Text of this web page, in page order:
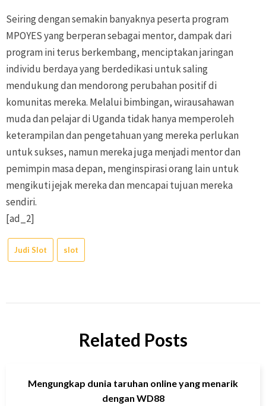
Seiring dengan semakin banyaknya peserta program
MPOYES yang berperan sebagai mentor, dampak dari
program ini terus berkembang, menciptakan jaringan
individu berdaya yang berdedikasi untuk saling
mendukung dan mendorong perubahan positif di
komunitas mereka. Melalui bimbingan, wirausahawan
muda dan pelajar di Uganda tidak hanya memperoleh
keterampilan dan pengetahuan yang mereka perlukan
untuk sukses, namun mereka juga menjadi mentor dan
pemimpin masa depan, menginspirasi orang lain untuk
mengikuti jejak mereka dan mencapai tujuan mereka
sendiri.
[ad_2]
Judi Slot slot
Related Posts
Mengungkap dunia taruhan online yang menarik
dengan WD88